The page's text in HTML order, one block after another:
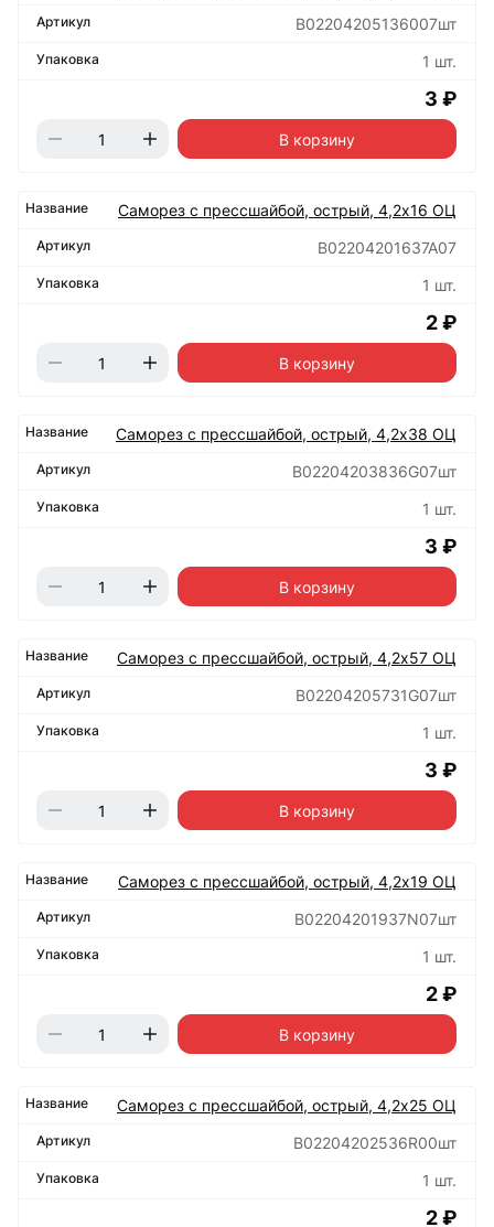
B02204205136007шт
1 шт.
3 ₽
В корзину
Саморез с прессшайбой, острый, 4,2х16 ОЦ
B02204201637A07
1 шт.
2 ₽
В корзину
Саморез с прессшайбой, острый, 4,2х38 ОЦ
B02204203836G07шт
1 шт.
3 ₽
В корзину
Саморез с прессшайбой, острый, 4,2х57 ОЦ
B02204205731G07шт
1 шт.
3 ₽
В корзину
Саморез с прессшайбой, острый, 4,2х19 ОЦ
B02204201937N07шт
1 шт.
2 ₽
В корзину
Саморез с прессшайбой, острый, 4,2х25 ОЦ
B02204202536R00шт
1 шт.
2 ₽